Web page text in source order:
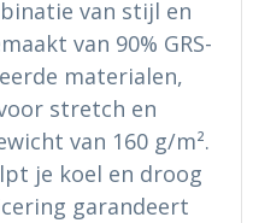
van stijl en
van 90% GRS-
materialen,
stretch en
van 160 g/m².
je koel en droog
garandeert